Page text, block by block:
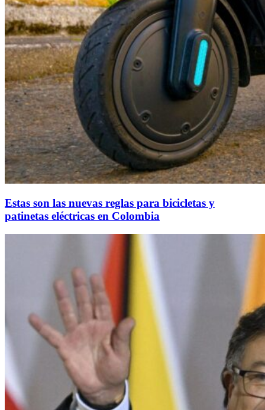
Estas son las nuevas reglas para bicicletas y
patinetas eléctricas en Colombia